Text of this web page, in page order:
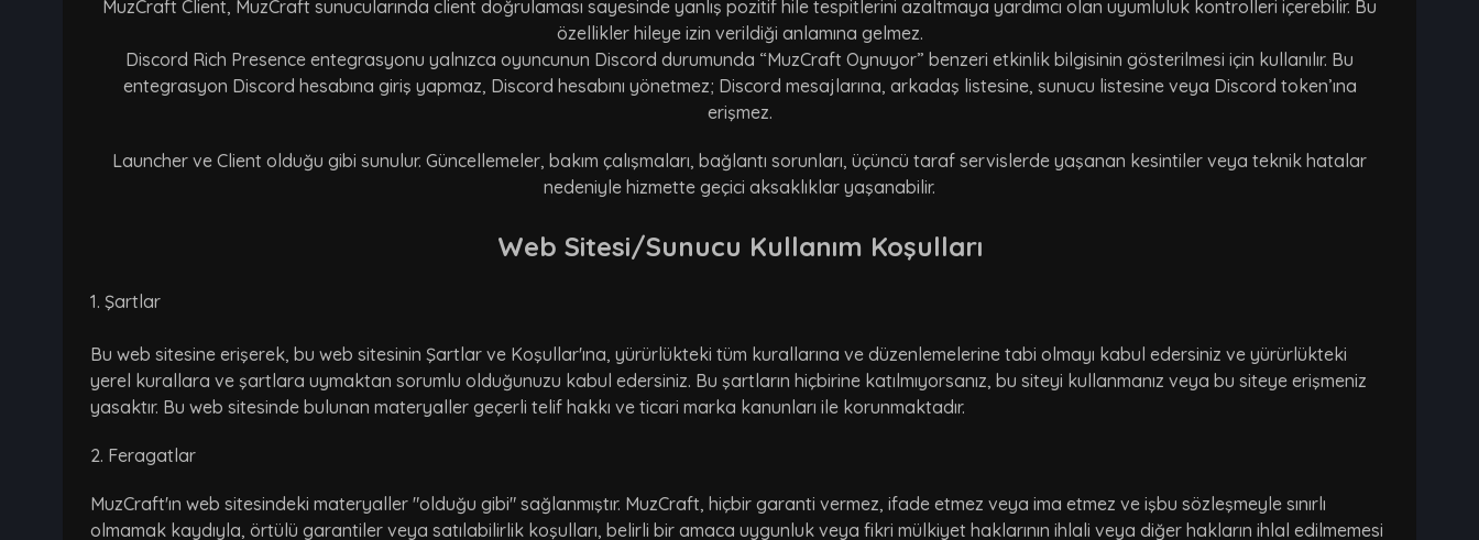
MuzCraft Client, MuzCraft sunucularında client doğrulaması sayesinde yanlış pozitif hile tespitlerini azaltmaya yardımcı olan uyumluluk kontrolleri içerebilir. Bu
özellikler hileye izin verildiği anlamına gelmez.
Discord Rich Presence entegrasyonu yalnızca oyuncunun Discord durumunda “MuzCraft Oynuyor” benzeri etkinlik bilgisinin gösterilmesi için kullanılır. Bu
entegrasyon Discord hesabına giriş yapmaz, Discord hesabını yönetmez; Discord mesajlarına, arkadaş listesine, sunucu listesine veya Discord token’ına
erişmez.
Launcher ve Client olduğu gibi sunulur. Güncellemeler, bakım çalışmaları, bağlantı sorunları, üçüncü taraf servislerde yaşanan kesintiler veya teknik hatalar
nedeniyle hizmette geçici aksaklıklar yaşanabilir.
Web Sitesi/Sunucu Kullanım Koşulları
1. Şartlar
Bu web sitesine erişerek, bu web sitesinin Şartlar ve Koşullar'ına, yürürlükteki tüm kurallarına ve düzenlemelerine tabi olmayı kabul edersiniz ve yürürlükteki
yerel kurallara ve şartlara uymaktan sorumlu olduğunuzu kabul edersiniz. Bu şartların hiçbirine katılmıyorsanız, bu siteyi kullanmanız veya bu siteye erişmeniz
yasaktır. Bu web sitesinde bulunan materyaller geçerli telif hakkı ve ticari marka kanunları ile korunmaktadır.
2. Feragatlar
MuzCraft'ın web sitesindeki materyaller "olduğu gibi" sağlanmıştır. MuzCraft, hiçbir garanti vermez, ifade etmez veya ima etmez ve işbu sözleşmeyle sınırlı
olmamak kaydıyla, örtülü garantiler veya satılabilirlik koşulları, belirli bir amaca uygunluk veya fikri mülkiyet haklarının ihlali veya diğer hakların ihlal edilmemesi